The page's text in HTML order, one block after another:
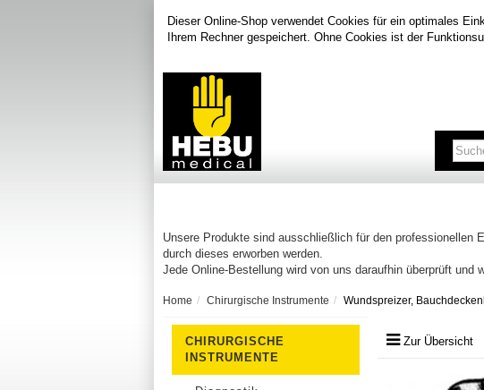
Dieser Online-Shop verwendet Cookies für ein optimales
Ihrem Rechner gespeichert. Ohne Cookies ist der
Unsere Produkte sind ausschließlich für den professionellen
durch dieses erworben werden.
Jede Online-Bestellung wird von uns daraufhin überprüft
Home Chirurgische Instrumente Wundspreizer,
CHIRURGISCHE
INSTRUMENTE
Zur Übersicht